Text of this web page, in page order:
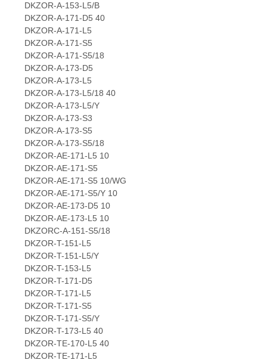
DKZOR-A-153-L5/B
DKZOR-A-171-D5 40
DKZOR-A-171-L5
DKZOR-A-171-S5
DKZOR-A-171-S5/18
DKZOR-A-173-D5
DKZOR-A-173-L5
DKZOR-A-173-L5/18 40
DKZOR-A-173-L5/Y
DKZOR-A-173-S3
DKZOR-A-173-S5
DKZOR-A-173-S5/18
DKZOR-AE-171-L5 10
DKZOR-AE-171-S5
DKZOR-AE-171-S5 10/WG
DKZOR-AE-171-S5/Y 10
DKZOR-AE-173-D5 10
DKZOR-AE-173-L5 10
DKZORC-A-151-S5/18
DKZOR-T-151-L5
DKZOR-T-151-L5/Y
DKZOR-T-153-L5
DKZOR-T-171-D5
DKZOR-T-171-L5
DKZOR-T-171-S5
DKZOR-T-171-S5/Y
DKZOR-T-173-L5 40
DKZOR-TE-170-L5 40
DKZOR-TE-171-L5